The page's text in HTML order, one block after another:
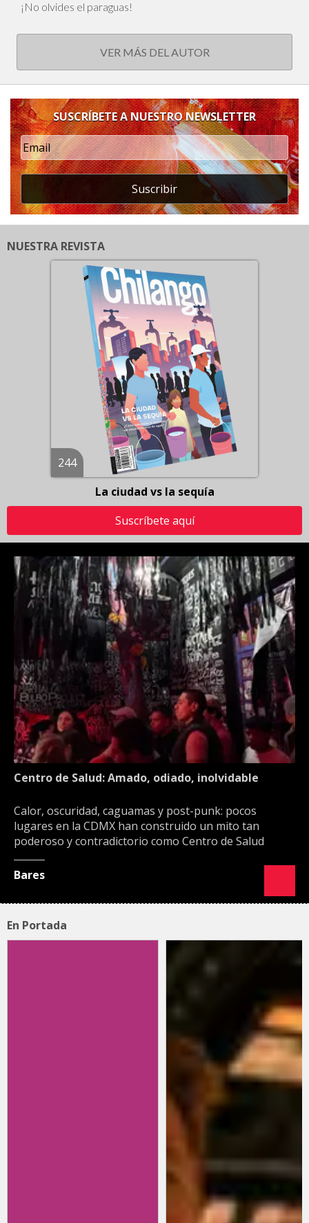
¡No olvides el paraguas!
VER MÁS DEL AUTOR
SUSCRÍBETE A NUESTRO NEWSLETTER
Suscribir
NUESTRA REVISTA
244
La ciudad vs la sequía
Suscríbete aquí
Centro de Salud: Amado, odiado, inolvidable
Calor, oscuridad, caguamas y post-punk: pocos
lugares en la CDMX han construido un mito tan
poderoso y contradictorio como Centro de Salud
Bares
En Portada